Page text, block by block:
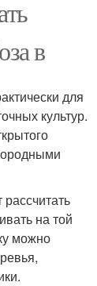
в
для
культур.
на той
можно